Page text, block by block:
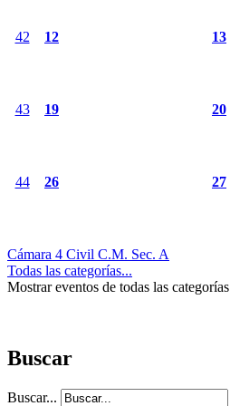
42 12 13
43 19 20
44 26 27
Cámara 4 Civil C.M. Sec. A
Todas las categorías...
Mostrar eventos de todas las categorías
Buscar
Buscar...